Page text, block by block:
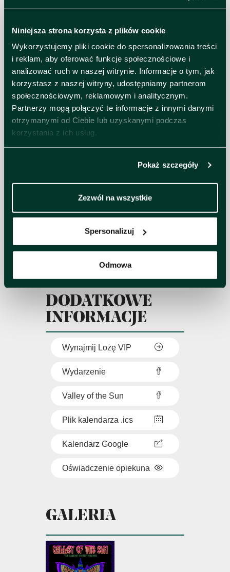
Niniejsza strona korzysta z plików cookie
Wykorzystujemy pliki cookie do spersonalizowania treści
i reklam, aby oferować funkcje społecznościowe i
analizować ruch w naszej witrynie. Informacje o tym, jak
korzystasz z naszej witryny, udostępniamy partnerom
społecznościowym, reklamowym i analitycznym.
Partnerzy mogą połączyć te informacje z innymi danymi
otrzymanymi od Ciebie lub uzyskanymi podczas
korzystania z ich usług.
Pokaż szczegóły
Zezwól na wszystkie
Spersonalizuj
Odmowa
Keep It Low, Motocultor czy
Desertfest.
„Stojąc jedną nogą w stonerze, a
drugą kotwicząc wokalnie na
terenach grunge’owych, Valley of the
Sun w żadnym wypadku nie polega
tylko na sile przesterów. Wnosi
również doskonałe wyczucie
mrocznego klimatu i melodii” - Metal
Hammer
żebyście korzystali z koncertów bez
przypominamy: kupujcie bilety
wyłącznie w oficjalnej dystrybucji.
Bilety z nieautoryzowanych źródeł
mogą być fałszywe i nie uprawniają
bileterie to: Ticketclub, eBilet, Eventim
oraz Kram Górniczo-Hutniczy.
DODATKOWE
INFORMACJE
Wynajmij Lożę VIP
Wydarzenie
Valley of the Sun
Plik kalendarza .ics
Kalendarz Google
Oświadczenie opiekuna
GALERIA